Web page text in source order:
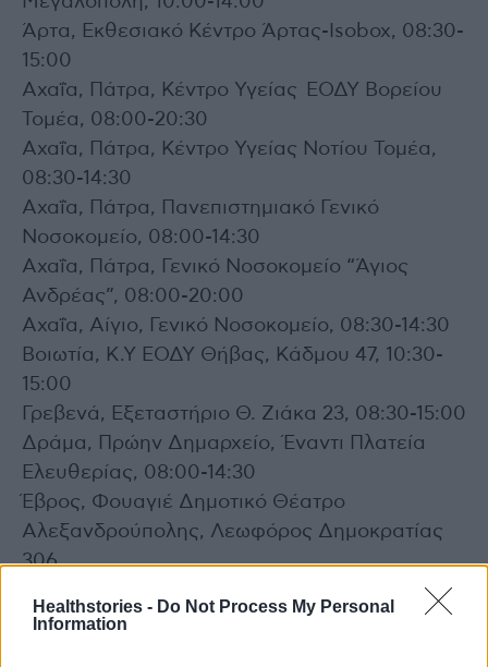
Healthstories - Do Not Process My Personal
Information
Άρτα, Εκθεσιακό Κέντρο Άρτας-Isobox, 08:30-
15:00
Αχαΐα, Πάτρα, Κέντρο Υγείας ΕΟΔΥ Βορείου
Τομέα, 08:00-20:30
Αχαΐα, Πάτρα, Κέντρο Υγείας Νοτίου Τομέα,
08:30-14:30
Αχαΐα, Πάτρα, Πανεπιστημιακό Γενικό
Νοσοκομείο, 08:00-14:30
Αχαΐα, Πάτρα, Γενικό Νοσοκομείο “Άγιος
Ανδρέας”, 08:00-20:00
Αχαΐα, Αίγιο, Γενικό Νοσοκομείο, 08:30-14:30
Βοιωτία, Κ.Υ ΕΟΔΥ Θήβας, Κάδμου 47, 10:30-
15:00
Γρεβενά, Εξεταστήριο Θ. Ζιάκα 23, 08:30-15:00
Δράμα, Πρώην Δημαρχείο, Έναντι Πλατεία
Ελευθερίας, 08:00-14:30
Έβρος, Φουαγιέ Δημοτικό Θέατρο
Αλεξανδρούπολης, Λεωφόρος Δημοκρατίας
306,
Έβρος, Κέντρο Υγείας Ορεστιάδας, Ευριπιδου